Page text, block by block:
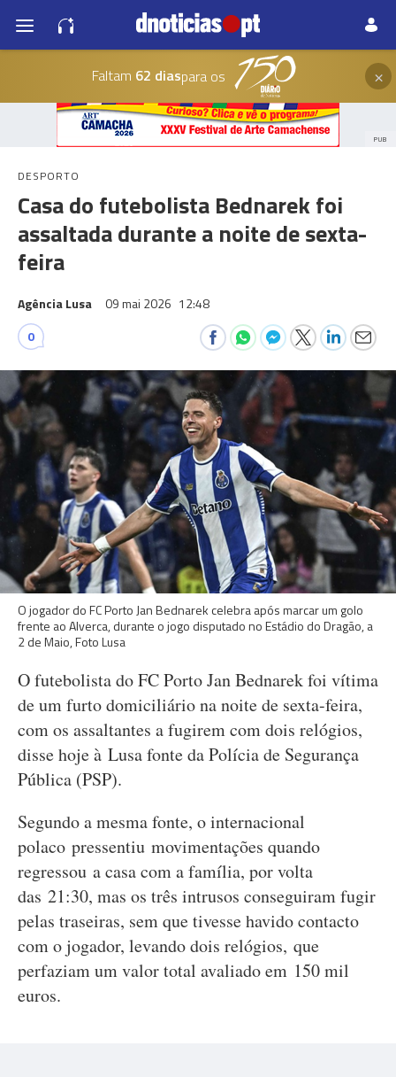
Faltam 62 diaspara os ×
PUB
DESPORTO
Casa do futebolista Bednarek foi
assaltada durante a noite de sexta-
feira
Agência Lusa 09 mai 2026 12:48
0
O jogador do FC Porto Jan Bednarek celebra após marcar um golo
frente ao Alverca, durante o jogo disputado no Estádio do Dragão, a
2 de Maio, Foto Lusa
O futebolista do FC Porto Jan Bednarek foi vítima
de um furto domiciliário na noite de sexta-feira,
com os assaltantes a fugirem com dois relógios,
disse hoje à Lusa fonte da Polícia de Segurança
Pública (PSP).
Segundo a mesma fonte, o internacional
polaco pressentiu movimentações quando
regressou a casa com a família, por volta
das 21:30, mas os três intrusos conseguiram fugir
pelas traseiras, sem que tivesse havido contacto
com o jogador, levando dois relógios, que
perfaziam um valor total avaliado em 150 mil
euros.